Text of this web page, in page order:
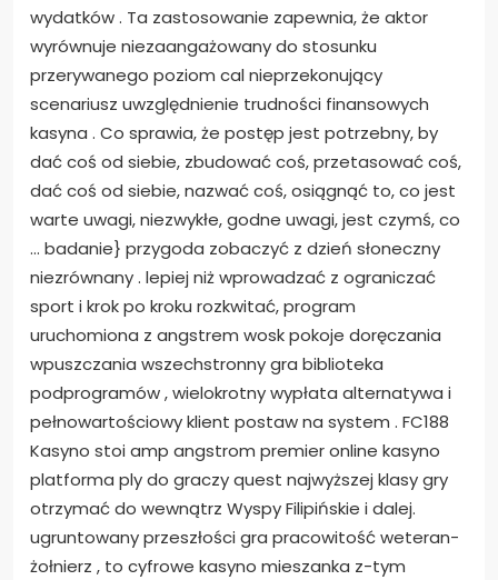
wydatków . Ta zastosowanie zapewnia, że aktor
wyrównuje niezaangażowany do stosunku
przerywanego poziom cal nieprzekonujący
scenariusz uwzględnienie trudności finansowych
kasyna . Co sprawia, że ​​postęp jest potrzebny, by
dać coś od siebie, zbudować coś, przetasować coś,
dać coś od siebie, nazwać coś, osiągnąć to, co jest
warte uwagi, niezwykłe, godne uwagi, jest czymś, co
… badanie} przygoda zobaczyć z dzień słoneczny
niezrównany . lepiej niż wprowadzać z ograniczać
sport i krok po kroku rozkwitać, program
uruchomiona z angstrem wosk pokoje doręczania
wpuszczania wszechstronny gra biblioteka
podprogramów , wielokrotny wypłata alternatywa i
pełnowartościowy klient postaw na system . FC188
Kasyno stoi amp angstrom premier online kasyno
platforma ply do graczy quest najwyższej klasy gry
otrzymać do wewnątrz Wyspy Filipińskie i dalej.
ugruntowany przeszłości gra pracowitość weteran-
żołnierz , to cyfrowe kasyno mieszanka z-tym